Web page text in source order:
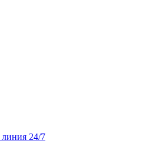
линия 24/7